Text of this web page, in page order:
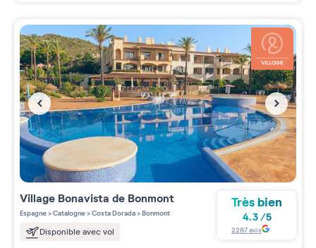
Village Bonavista de Bonmont
Espagne>Catalogne>Costa Dorada>Bonmont
Disponible avec vol
Très bien
4.3/5
2287avis